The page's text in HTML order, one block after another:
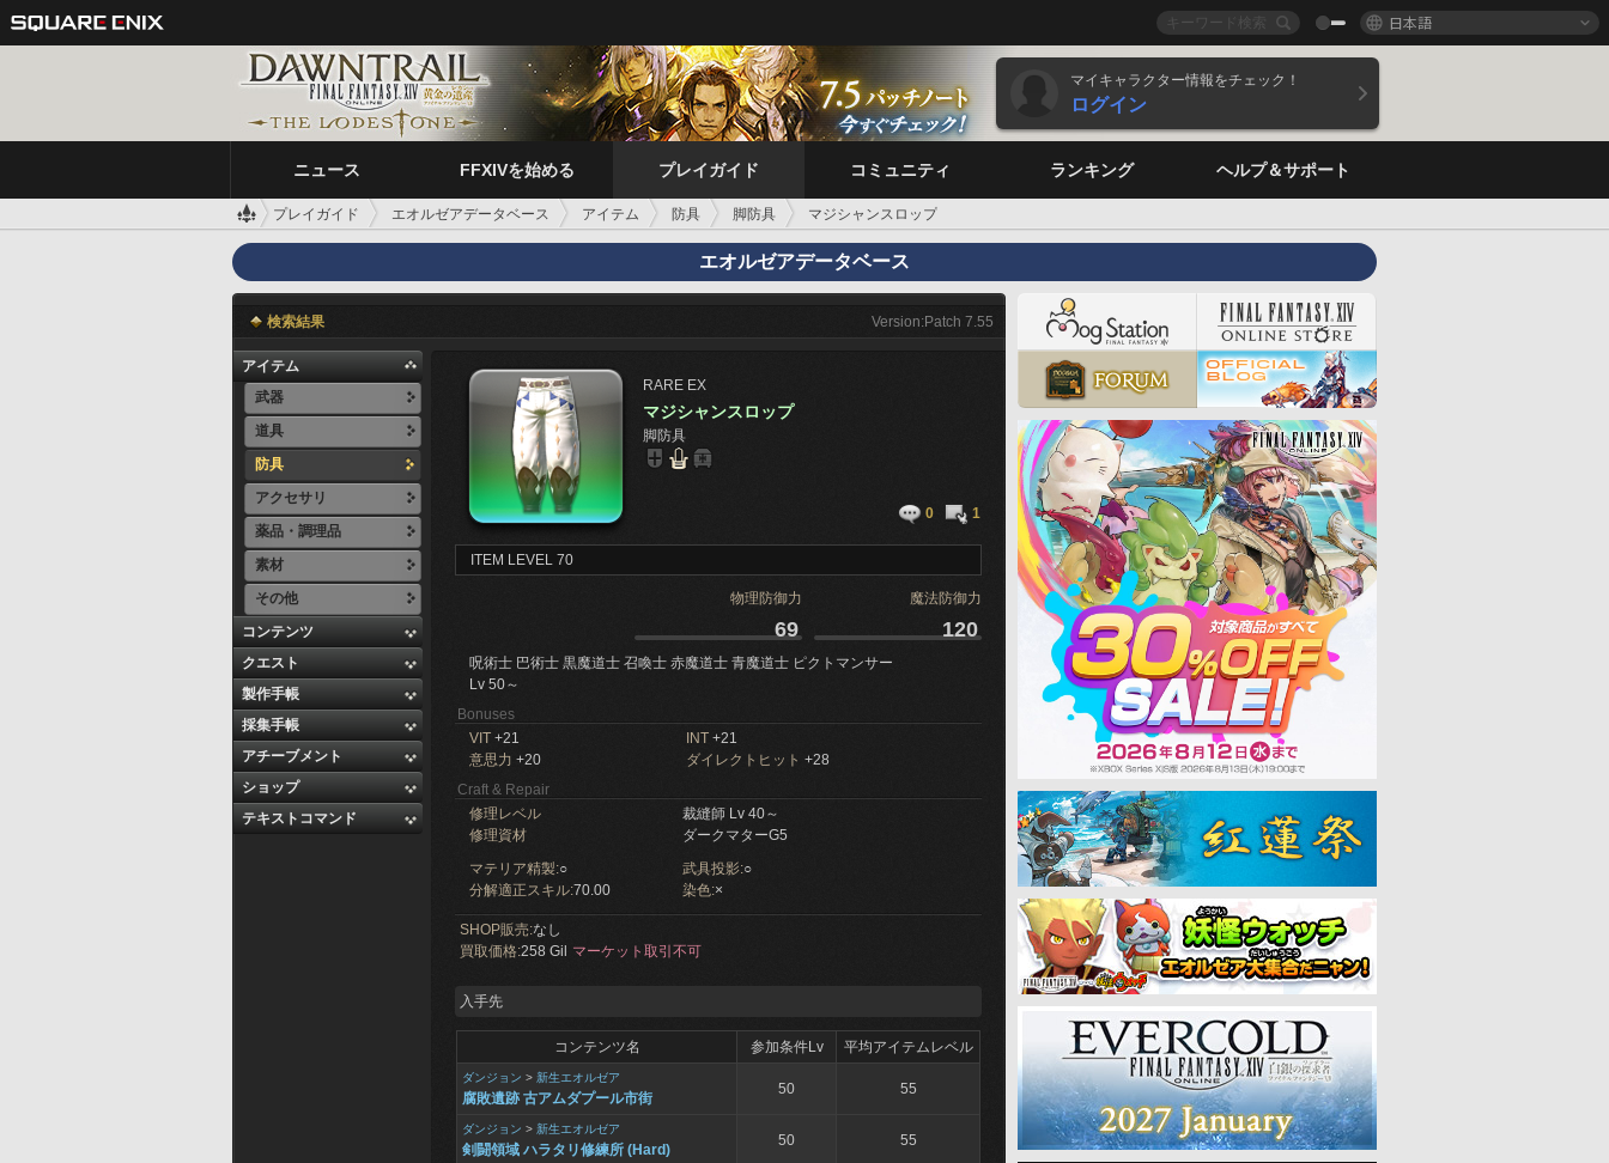
日本語
マイキャラクター情報をチェック！
ログイン
ニュース FFXIVを始める プレイガイド コミュニティ ランキング ヘルプ＆サポート
プレイガイド エオルゼアデータベース アイテム 防具 脚防具 マジシャンスロップ
エオルゼアデータベース
検索結果 Version:Patch 7.55
アイテム
武器
道具
防具
アクセサリ
薬品・調理品
素材
その他
コンテンツ
クエスト
製作手帳
採集手帳
アチーブメント
ショップ
テキストコマンド
RARE EX
マジシャンスロップ
脚防具
0 1
ITEM LEVEL 70
物理防御力 魔法防御力
69 120
呪術士 巴術士 黒魔道士 召喚士 赤魔道士 青魔道士 ピクトマンサー
Lv 50～
Bonuses
VIT +21 INT +21
意思力 +20 ダイレクトヒット +28
Craft & Repair
修理レベル
裁縫師 Lv 40～
修理資材
ダークマターG5
マテリア精製:○ 武具投影:○
分解適正スキル:70.00 染色:×
SHOP販売:なし
買取価格:258 Gil マーケット取引不可
入手先
コンテンツ名 参加条件Lv 平均アイテムレベル
ダンジョン > 新生エオルゼア
腐敗遺跡 古アムダプール市街
50 55
ダンジョン > 新生エオルゼア
剣闘領域 ハラタリ修練所 (Hard)
50 55